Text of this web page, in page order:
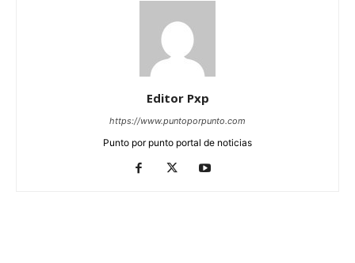
Editor Pxp
https://www.puntoporpunto.com
Punto por punto portal de noticias